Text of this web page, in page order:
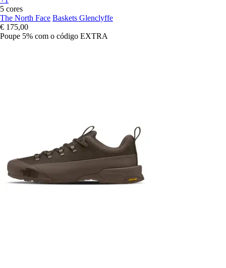
5 cores
The North Face Baskets Glenclyffe
€ 175,00
Poupe 5% com o código EXTRA